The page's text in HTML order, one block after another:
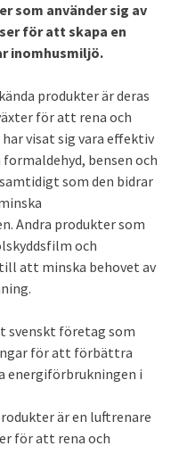
som använder sig av
för att skapa en
inomhusmiljö.
produkter är deras
för att rena och
visat sig vara effektiv
bensen och
som den bidrar
Andra produkter som
och
att minska behovet av
svenskt företag som
för att förbättra
energiförbrukningen i
är en luftrenare
för att rena och